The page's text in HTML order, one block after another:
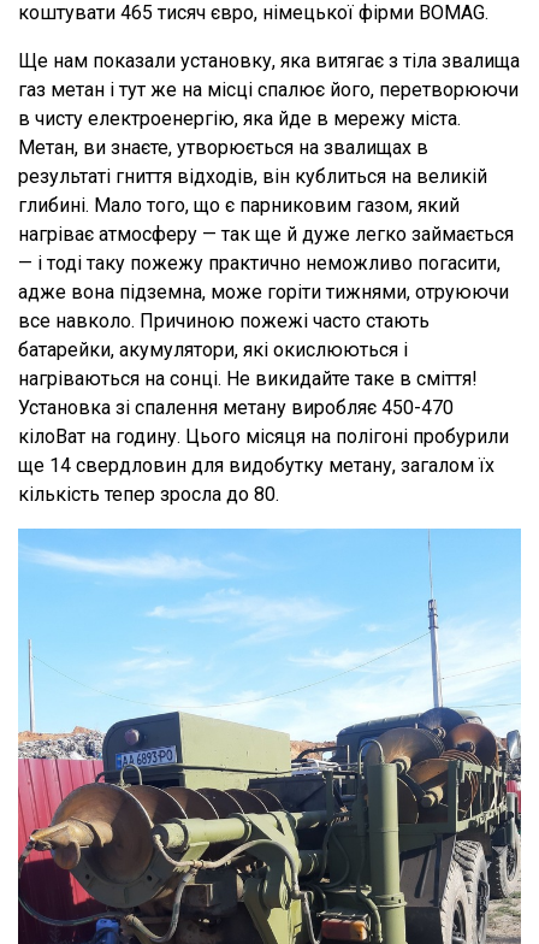
коштувати 465 тисяч євро, німецької фірми BOMAG.
Ще нам показали установку, яка витягає з тіла звалища
газ метан і тут же на місці спалює його, перетворюючи
в чисту електроенергію, яка йде в мережу міста.
Метан, ви знаєте, утворюється на звалищах в
результаті гниття відходів, він кублиться на великій
глибині. Мало того, що є парниковим газом, який
нагріває атмосферу — так ще й дуже легко займається
— і тоді таку пожежу практично неможливо погасити,
адже вона підземна, може горіти тижнями, отруюючи
все навколо. Причиною пожежі часто стають
батарейки, акумулятори, які окислюються і
нагріваються на сонці. Не викидайте таке в сміття!
Установка зі спалення метану виробляє 450-470
кілоВат на годину. Цього місяця на полігоні пробурили
ще 14 свердловин для видобутку метану, загалом їх
кількість тепер зросла до 80.